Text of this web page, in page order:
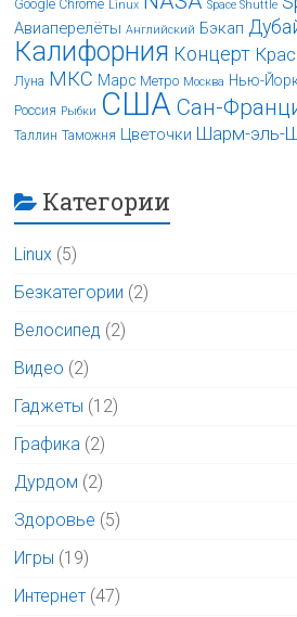
Google Chrome Linux Space Shuttle
Авиаперелёты Английский Бэкап
Калифорния Концерт
Луна МКС Марс Метро Москва Нью-
Россия Рыбки США Сан-
Таллин Таможня Цветочки Шарм-эль-
Категории
Linux (5)
Безкатегории (2)
Велосипед (2)
Видео (2)
Гаджеты (12)
Графика (2)
Дурдом (2)
Здоровье (5)
Игры (19)
Интернет (47)